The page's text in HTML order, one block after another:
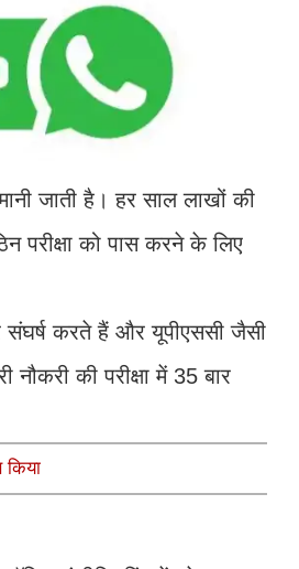
जाती है। हर साल लाखों की
परीक्षा को पास करने के लिए
संघर्ष करते हैं और यूपीएससी जैसी
की परीक्षा में 35 बार